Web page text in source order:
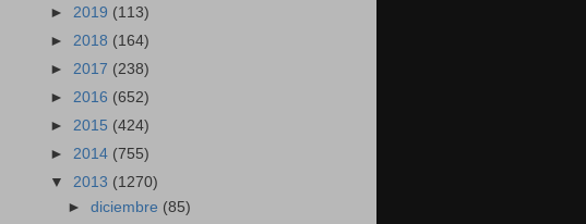
► 2019 (113)
► 2018 (164)
► 2017 (238)
► 2016 (652)
► 2015 (424)
► 2014 (755)
▼ 2013 (1270)
►diciembre (85)